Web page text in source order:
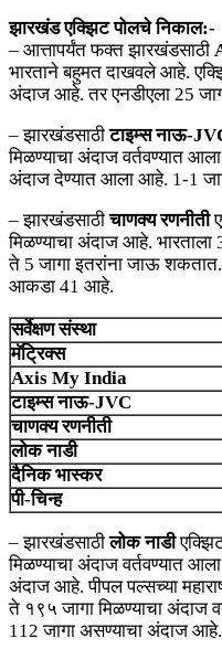
झारखंड एक्झिट पोलचे निकाल:-
– आत्तापर्यंत फक्त झारखंडसाठी
भारताने बहुमत दाखवले आहे.
अंदाज आहे. तर एनडीएला 25
– झारखंडसाठीटाइम्स नाऊ-
मिळण्याचा अंदाज वर्तवण्यात
अंदाज देण्यात आला आहे. 1-1
– झारखंडसाठीचाणक्य रणनीती
मिळण्याचा अंदाज आहे.
ते 5 जागा इतरांना जाऊ
आकडा 41 आहे.
सर्वेक्षण संस्था
मॅट्रिक्स
Axis My India
टाइम्स नाऊ-JVC
चाणक्य रणनीती
लोक नाडी
दैनिक भास्कर
पी-चिन्ह
– झारखंडसाठीलोक नाडी
मिळण्याचा अंदाज वर्तवण्यात
अंदाज आहे. पीपल पल्सच्या
ते १९५ जागा मिळण्याचा अंदाज
112 जागा असण्याचा अंदाज आहे.